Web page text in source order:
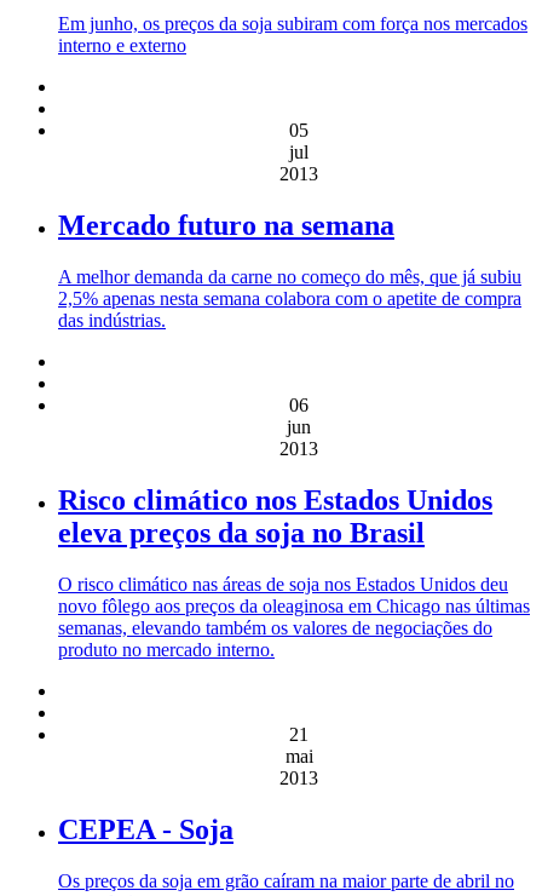
Em junho, os preços da soja subiram com força nos mercados
interno e externo
05
jul
2013
Mercado futuro na semana
A melhor demanda da carne no começo do mês, que já subiu
2,5% apenas nesta semana colabora com o apetite de compra
das indústrias.
06
jun
2013
Risco climático nos Estados Unidos
eleva preços da soja no Brasil
O risco climático nas áreas de soja nos Estados Unidos deu
novo fôlego aos preços da oleaginosa em Chicago nas últimas
semanas, elevando também os valores de negociações do
produto no mercado interno.
21
mai
2013
CEPEA - Soja
Os preços da soja em grão caíram na maior parte de abril no